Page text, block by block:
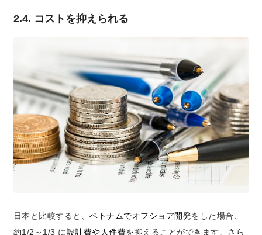
2.4. コストを抑えられる
日本と比較すると、ベトナムでオフショア開発をした場合、
約1/2～1/3 に設計費や人件費を抑えることができます。さら